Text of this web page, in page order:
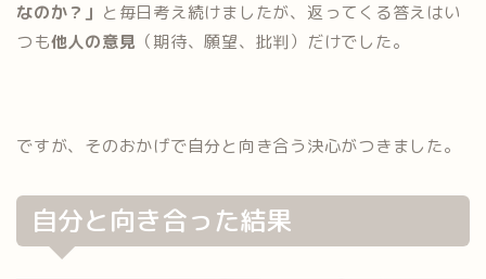
なのか？」 と毎日考え続けましたが、返ってくる答えはい
つも他人の意見 （期待、願望、批判）だけでした。
ですが、そのおかげで自分と向き合う決心がつきました。
自分と向き合った結果